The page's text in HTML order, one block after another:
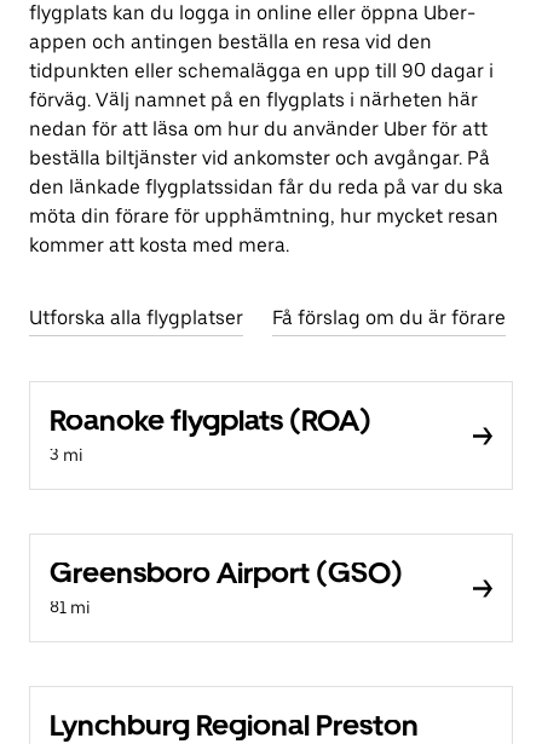
flygplats kan du logga in online eller öppna Uber-
appen och antingen beställa en resa vid den
tidpunkten eller schemalägga en upp till 90 dagar i
förväg. Välj namnet på en flygplats i närheten här
nedan för att läsa om hur du använder Uber för att
beställa biltjänster vid ankomster och avgångar. På
den länkade flygplatssidan får du reda på var du ska
möta din förare för upphämtning, hur mycket resan
kommer att kosta med mera.
Utforska alla flygplatser Få förslag om du är förare
Roanoke flygplats (ROA)
3 mi
Greensboro Airport (GSO)
81 mi
Lynchburg Regional Preston